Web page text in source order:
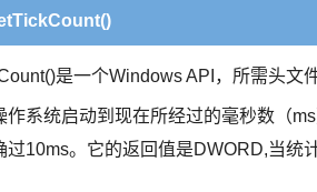
是一个Windows API，所需头文
作系统启动到现在所经过的毫秒数（
过10ms。它的返回值是DWORD,当统